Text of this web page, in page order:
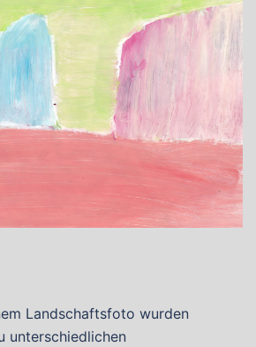
Landschaftsfoto wurden
unterschiedlichen